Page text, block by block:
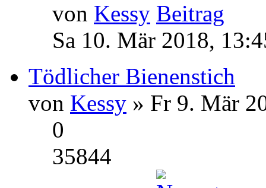
von Kessy
Sa 10. Mär 2018,
Tödlicher Bienenstich
von Kessy » Fr 9. Mär
0
35844